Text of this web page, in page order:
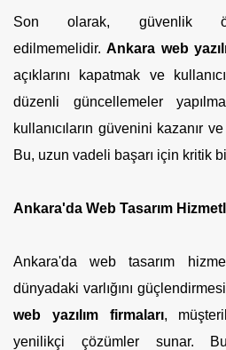
Son olarak, güvenlik
edilmemelidir.Ankara web
açıklarını kapatmak ve
düzenli güncellemeler
kullanıcıların güvenini kazanır
Bu, uzun vadeli başarı için kritik
Ankara'da Web Tasarım
Ankara'da web tasarım
dünyadaki varlığını
web yazılım firmaları,
yenilikçi çözümler sunar.